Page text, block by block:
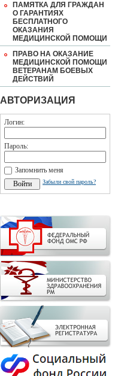
ПАМЯТКА ДЛЯ ГРАЖДАН
О ГАРАНТИЯХ
БЕСПЛАТНОГО
ОКАЗАНИЯ
МЕДИЦИНСКОЙ ПОМОЩИ
ПРАВО НА ОКАЗАНИЕ
МЕДИЦИНСКОЙ ПОМОЩИ
ВЕТЕРАНАМ БОЕВЫХ
ДЕЙСТВИЙ
АВТОРИЗАЦИЯ
Логин:
Пароль:
Запомнить меня
Забыли свой пароль?